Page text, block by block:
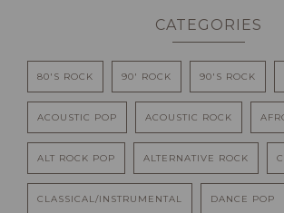
CATEGORIES
80'S ROCK 90' ROCK 90'S ROCK
ACOUSTIC POP ACOUSTIC ROCK
ALT ROCK POP ALTERNATIVE ROCK
CLASSICAL/INSTRUMENTAL DANCE POP